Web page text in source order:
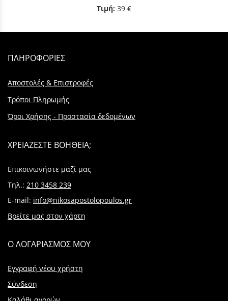
Τιμή: 39 €
ΠΛΗΡΟΦΟΡΙΕΣ
Αποστολές & Επιστροφές
Τρόποι Πληρωμής
Όροι Χρήσης - Προστασία δεδομένων
ΧΡΕΙΑΖΕΣΤΕ ΒΟΗΘΕΙΑ;
Επικοινωνήστε μαζί μας
Τηλ.: 210 3458 239
E-mail: info@nikosapostolopoulos.gr
Βρείτε μας στον χάρτη
Ο ΛΟΓΑΡΙΑΣΜΟΣ ΜΟΥ
Εγγραφή νέου χρήστη
Σύνδεση